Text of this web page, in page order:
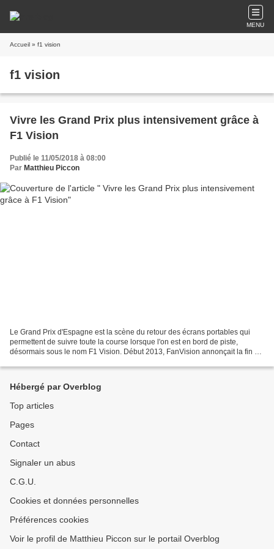
MENU
Accueil » f1 vision
f1 vision
Vivre les Grand Prix plus intensivement grâce à
F1 Vision
Publié le 11/05/2018 à 08:00
Par Matthieu Piccon
Le Grand Prix d'Espagne est la scène du retour des écrans portables qui
permettent de suivre toute la course lorsque l'on est en bord de piste,
désormais sous le nom F1 Vision. Début 2013, FanVision annonçait la fin de
Hébergé par Overblog
Top articles
Pages
Contact
Signaler un abus
C.G.U.
Cookies et données personnelles
Préférences cookies
Voir le profil de Matthieu Piccon sur le portail Overblog